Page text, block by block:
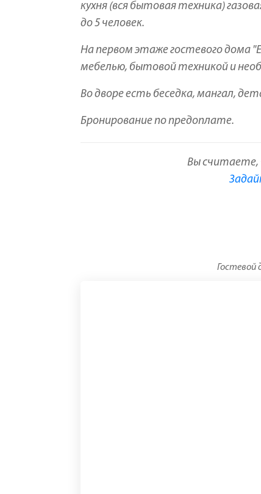
кухня (вся бытовая техника)
до 5 человек.
На первом этаже гостевого дома
мебелью, бытовой техникой и
Во дворе есть беседка, мангал,
Бронирование по предоплате.
Вы считаете,
Гостевой